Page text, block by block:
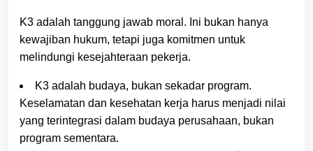
K3 adalah tanggung jawab moral. Ini bukan hanya
kewajiban hukum, tetapi juga komitmen untuk
melindungi kesejahteraan pekerja.
K3 adalah budaya, bukan sekadar program.
Keselamatan dan kesehatan kerja harus menjadi nilai
yang terintegrasi dalam budaya perusahaan, bukan
program sementara.